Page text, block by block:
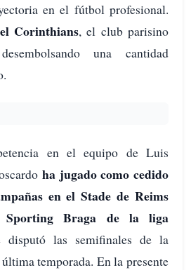
en el fútbol profesional.
Corinthians, el club parisino
una cantidad
en el equipo de Luis
ha jugado como cedido
en el Stade de Reims
Braga de la liga
disputó las semifinales de la
temporada. En la presente